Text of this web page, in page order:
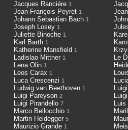
Jacques Ranciére 1
Jean-François Peyret 1
Johann Sebastian Bach 1
Joseph Losey 1
Juliette Binoche 1
Karl Barth 1
Katherine Mansfield 1
Ladislao Mittner 1
Le
Lena Olin 1
Leos Carax 1
Luca Crescenzi 1
Ludwig van Beethoven 1
Luigi Pareyson 2
Luigi Pirandello 7
Marco Bellocchio 1
Martin Heidegger 5
Maurizio Grande 1